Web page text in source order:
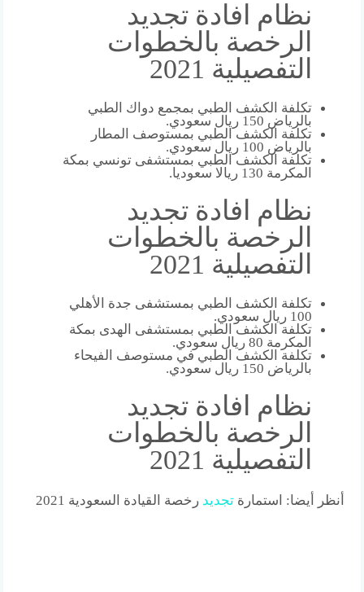
نظام افادة تجديد
الرخصة بالخطوات
التفصيلية 2021
تكلفة الكشف الطبي بمجمع دواك الطبي
بالرياض 150 ريال سعودي.
تكلفة الكشف الطبي بمستوصف المطار
بالرياض 100 ريال سعودي.
تكلفة الكشف الطبي بمستشفى تونسي بمكة
المكرمة 130 ريالا سعوديا.
نظام افادة تجديد
الرخصة بالخطوات
التفصيلية 2021
تكلفة الكشف الطبي بمستشفى جدة الأهلي
100 ريال سعودي.
تكلفة الكشف الطبي بمستشفى الهدى بمكة
المكرمة 80 ريال سعودي.
تكلفة الكشف الطبي في مستوصف الفيحاء
بالرياض 150 ريال سعودي.
نظام افادة تجديد
الرخصة بالخطوات
التفصيلية 2021
أنظر أيضا: استمارةتجديد رخصة القيادة السعودية 2021